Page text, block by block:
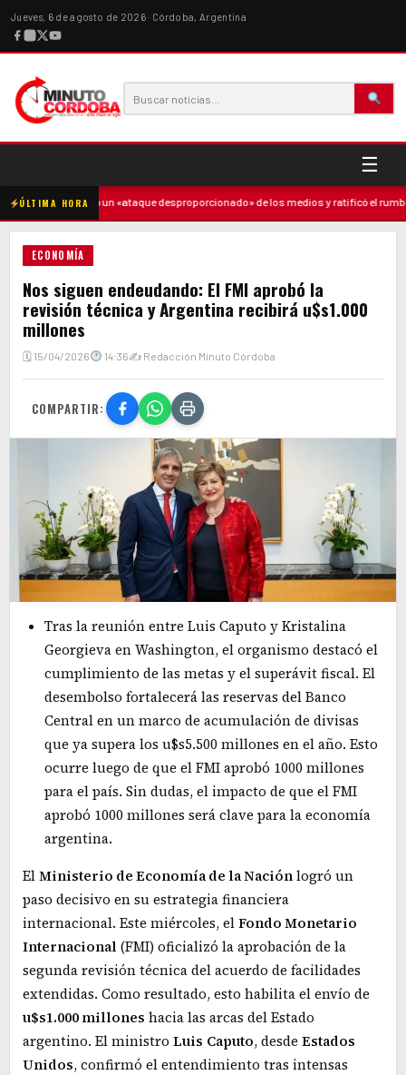
Jueves, 6 de agosto de 2026 · Córdoba, Argentina
☰
ÚLTIMA HORA
Milei denunció un «ataque desproporcionado» de los medios y ratificó el rumbo
ECONOMÍA
Nos siguen endeudando: El FMI aprobó la
revisión técnica y Argentina recibirá u$s1.000
millones
🗓 15/04/2026 14:36✍ Redacción Minuto Córdoba
COMPARTIR:
Tras la reunión entre Luis Caputo y Kristalina
Georgieva en Washington, el organismo destacó el
cumplimiento de las metas y el superávit fiscal. El
desembolso fortalecerá las reservas del Banco
Central en un marco de acumulación de divisas
que ya supera los u$s5.500 millones en el año. Esto
ocurre luego de que el FMI aprobó 1000 millones
para el país. Sin dudas, el impacto de que el FMI
aprobó 1000 millones será clave para la economía
argentina.
ElMinisterio de Economía de la Naciónlogró un
paso decisivo en su estrategia financiera
internacional. Este miércoles, elFondo Monetario
Internacional (FMI) oficializó la aprobación de la
segunda revisión técnica del acuerdo de facilidades
extendidas. Como resultado, esto habilita el envío de
u$s1.000 millones hacia las arcas del Estado
argentino. El ministro Luis Caputo, desde Estados
Unidos, confirmó el entendimiento tras intensas